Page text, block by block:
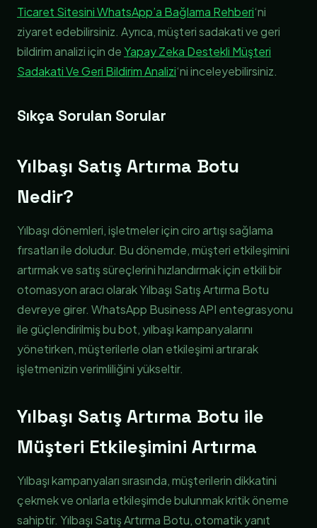
Ticaret Sitesini WhatsApp’a Bağlama Rehberi‘ni
ziyaret edebilirsiniz. Ayrıca, müşteri sadakati ve geri
bildirim analizi için deYapay Zeka Destekli Müşteri
Sadakati Ve Geri Bildirim Analizi‘ni inceleyebilirsiniz.
Sıkça Sorulan Sorular
Yılbaşı Satış Artırma Botu
Nedir?
Yılbaşı dönemleri, işletmeler için ciro artışı sağlama
fırsatları ile doludur. Bu dönemde, müşteri etkileşimini
artırmak ve satış süreçlerini hızlandırmak için etkili bir
otomasyon aracı olarak Yılbaşı Satış Artırma Botu
devreye girer. WhatsApp Business API entegrasyonu
ile güçlendirilmiş bu bot, yılbaşı kampanyalarını
yönetirken, müşterilerle olan etkileşimi artırarak
işletmenizin verimliliğini yükseltir.
Yılbaşı Satış Artırma Botu ile
Müşteri Etkileşimini Artırma
Yılbaşı kampanyaları sırasında, müşterilerin dikkatini
çekmek ve onlarla etkileşimde bulunmak kritik öneme
sahiptir. Yılbaşı Satış Artırma Botu, otomatik yanıt